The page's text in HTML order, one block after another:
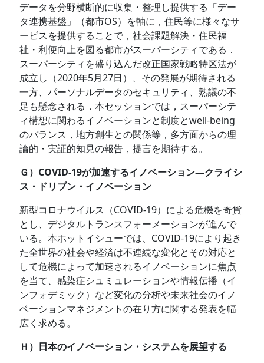
データを分野横断的に収集・整理し提供する「デー
タ連携基盤」（都市OS）を軸に，住民等に様々なサ
ービスを提供することで，社会課題解決・住民福
祉・利便向上を図る都市がスーパーシティである．
スーパーシティを盛り込んだ改正国家戦略特区法が
成立し（2020年5月27日）、その発展が期待される
一方、パーソナルデータのセキュリティ、熟議の不
足も懸念される．本セッションでは，スーパーシテ
ィ構想に関わるイノベーションと制度とwell-being
のバランス，地方創生との関係等，多方面からの理
論的・実証的知見の報告，提言を期待する。
Ｇ）COVID-19が加速するイノベーション―クライシ
ス・ドリブン・イノベーション
新型コロナウイルス（COVID-19）による危機を奇貨
とし、デジタルトランスフォーメーションが進んで
いる。本ホットイシューでは、COVID-19により起き
た全世界の社会や経済は不連続な変化とその対応と
して危機によって加速されるイノベーションに焦点
を当て、感染症シュミュレーションや情報伝播（イ
ンフォデミック）など変化の分析や未来社会のイノ
ベーションマネジメントの在り方に関する発表を幅
広く求める。
Ｈ）日本のイノベーション・システムを展望する